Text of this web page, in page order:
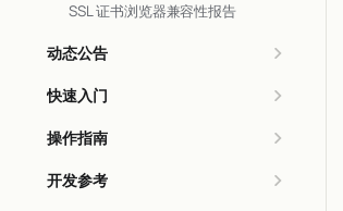
SSL 证书浏览器兼容性报告
动态公告
快速入门
操作指南
开发参考